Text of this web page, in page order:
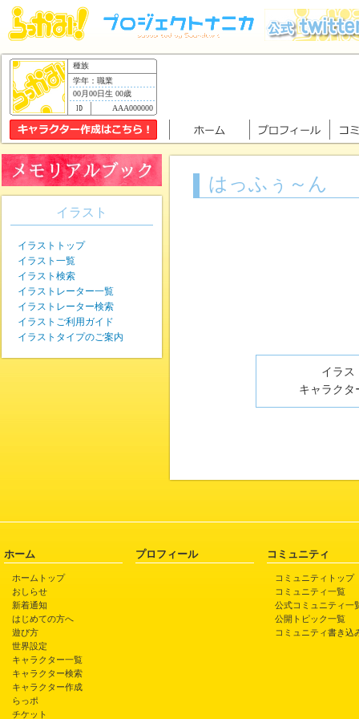
種族
学年：職業
00月00日生 00歳
AAA000000
はっふぅ～ん
イラス
キャラクタ
イラスト
イラストトップ
イラスト一覧
イラスト検索
イラストレーター一覧
イラストレーター検索
イラストご利用ガイド
イラストタイプのご案内
ホーム
ホームトップ
おしらせ
新着通知
はじめての方へ
遊び方
世界設定
キャラクター一覧
キャラクター検索
キャラクター作成
らっポ
チケット
プロフィール コミュニティ
コミュニティトップ
コミュニティ一覧
公式コミュニティ一
公開トピック一覧
コミュニティ書き込